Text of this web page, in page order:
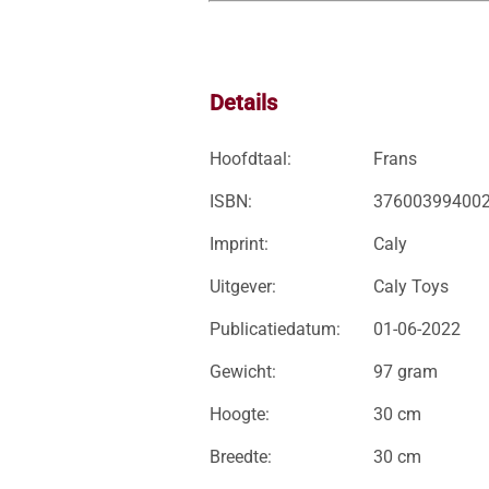
Details
Hoofdtaal: Frans
ISBN:
Imprint: Caly
Uitgever: Caly Toys
Publicatiedatum: 01-06-2022
Gewicht: 97 gram
Hoogte: 30 cm
Breedte: 30 cm